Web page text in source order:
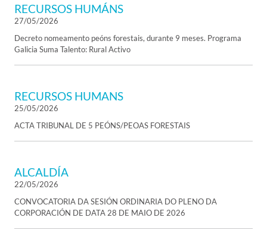
RECURSOS HUMÁNS
27/05/2026
Decreto nomeamento peóns forestais, durante 9 meses. Programa
Galicia Suma Talento: Rural Activo
RECURSOS HUMANS
25/05/2026
ACTA TRIBUNAL DE 5 PEÓNS/PEOAS FORESTAIS
ALCALDÍA
22/05/2026
CONVOCATORIA DA SESIÓN ORDINARIA DO PLENO DA
CORPORACIÓN DE DATA 28 DE MAIO DE 2026